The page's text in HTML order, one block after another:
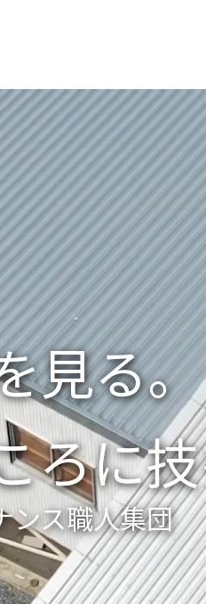
見る。
ろに
ンス職人集団